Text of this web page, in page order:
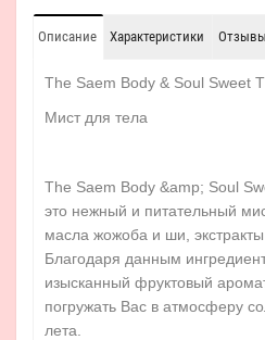
Описание Характеристики
The Saem Body & Soul Sweet
Мист для тела
The Saem Body &amp; Soul
это нежный и питательный
масла жожоба и ши, экстракты
Благодаря данным
изысканный фруктовый
погружать Вас в атмосферу
лета.